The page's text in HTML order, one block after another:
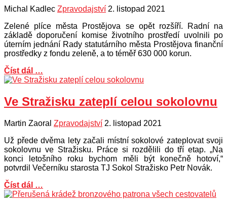
Michal Kadlec Zpravodajství 2. listopad 2021
Zelené plíce města Prostějova se opět rozšíří. Radní na
základě doporučení komise životního prostředí uvolnili po
úterním jednání Rady statutárního města Prostějova finanční
prostředky z fondu zeleně, a to téměř 630 000 korun.
Číst dál …
Ve Stražisku zateplí celou sokolovnu
Martin Zaoral Zpravodajství 2. listopad 2021
Už přede dvěma lety začali místní sokolové zateplovat svoji
sokolovnu ve Stražisku. Práce si rozdělili do tří etap. „Na
konci letošního roku bychom měli být konečně hotoví,“
potvrdil Večerníku starosta TJ Sokol Stražisko Petr Novák.
Číst dál …